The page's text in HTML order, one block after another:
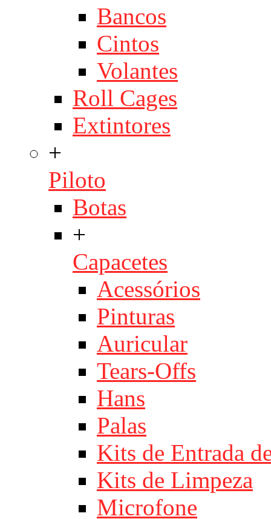
Bancos
Cintos
Volantes
Roll Cages
Extintores
+
Piloto
Botas
+
Capacetes
Acessórios
Pinturas
Auricular
Tears-Offs
Hans
Palas
Kits de Entrada
Kits de Limpeza
Microfone